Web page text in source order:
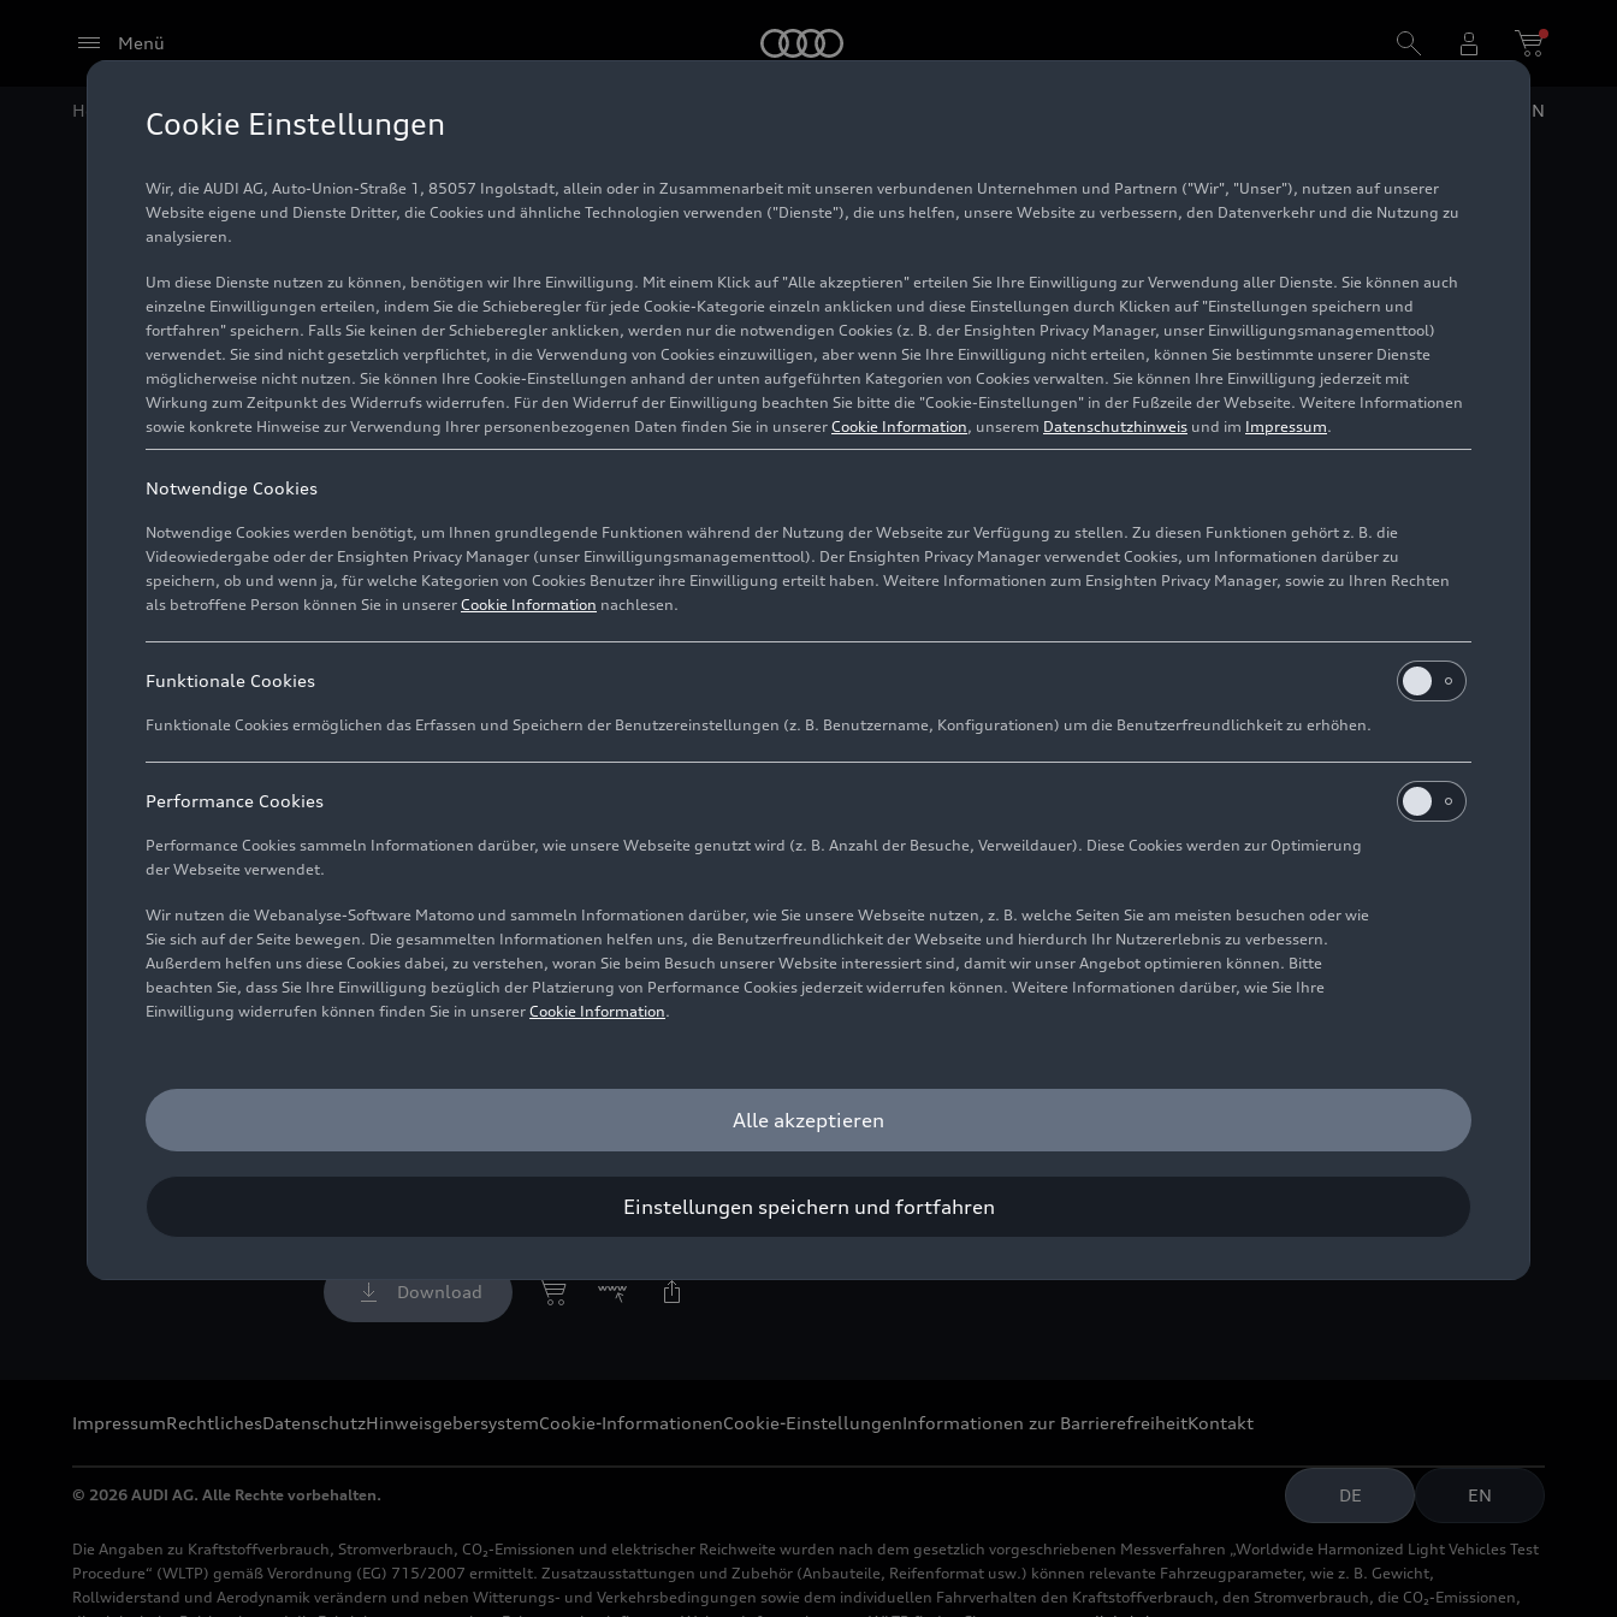
Menü
Home Audi Media Center Fotos EN
DTM Finale Hockenheim 2017
Foto 15.10.2017 Hockenheim
Rechte: free of charge for press purpose only. If you need pictures for other purposes please contact Audi
Download
ImpressumRechtlichesDatenschutzHinweisgebersystemCookie-InformationenCookie-EinstellungenInformationen zur BarrierefreiheitKontakt
© 2026 AUDI AG. Alle Rechte vorbehalten. DE EN
Die Angaben zu Kraftstoffverbrauch, Stromverbrauch, CO₂-Emissionen und elektrischer Reichweite wurden nach dem gesetzlich vorgeschriebenen Messverfahren „Worldwide Harmonized Light Vehicles Test
Procedure“ (WLTP) gemäß Verordnung (EG) 715/2007 ermittelt. Zusatzausstattungen und Zubehör (Anbauteile, Reifenformat usw.) können relevante Fahrzeugparameter, wie z. B. Gewicht,
Rollwiderstand und Aerodynamik verändern und neben Witterungs- und Verkehrsbedingungen sowie dem individuellen Fahrverhalten den Kraftstoffverbrauch, den Stromverbrauch, die CO₂-Emissionen,
Cookie Einstellungen
Wir, die AUDI AG, Auto-Union-Straße 1, 85057 Ingolstadt, allein oder in Zusammenarbeit mit unseren verbundenen Unternehmen und Partnern ("Wir", "Unser"), nutzen auf unserer
Website eigene und Dienste Dritter, die Cookies und ähnliche Technologien verwenden ("Dienste"), die uns helfen, unsere Website zu verbessern, den Datenverkehr und die Nutzung zu
analysieren.
Um diese Dienste nutzen zu können, benötigen wir Ihre Einwilligung. Mit einem Klick auf "Alle akzeptieren" erteilen Sie Ihre Einwilligung zur Verwendung aller Dienste. Sie können auch
einzelne Einwilligungen erteilen, indem Sie die Schieberegler für jede Cookie-Kategorie einzeln anklicken und diese Einstellungen durch Klicken auf "Einstellungen speichern und
fortfahren" speichern. Falls Sie keinen der Schieberegler anklicken, werden nur die notwendigen Cookies (z. B. der Ensighten Privacy Manager, unser Einwilligungsmanagementtool)
verwendet. Sie sind nicht gesetzlich verpflichtet, in die Verwendung von Cookies einzuwilligen, aber wenn Sie Ihre Einwilligung nicht erteilen, können Sie bestimmte unserer Dienste
möglicherweise nicht nutzen. Sie können Ihre Cookie-Einstellungen anhand der unten aufgeführten Kategorien von Cookies verwalten. Sie können Ihre Einwilligung jederzeit mit
Wirkung zum Zeitpunkt des Widerrufs widerrufen. Für den Widerruf der Einwilligung beachten Sie bitte die "Cookie-Einstellungen" in der Fußzeile der Webseite. Weitere Informationen
sowie konkrete Hinweise zur Verwendung Ihrer personenbezogenen Daten finden Sie in unserer Cookie Information, unserem Datenschutzhinweis und im Impressum.
Notwendige Cookies
Notwendige Cookies werden benötigt, um Ihnen grundlegende Funktionen während der Nutzung der Webseite zur Verfügung zu stellen. Zu diesen Funktionen gehört z. B. die
Videowiedergabe oder der Ensighten Privacy Manager (unser Einwilligungsmanagementtool). Der Ensighten Privacy Manager verwendet Cookies, um Informationen darüber zu
speichern, ob und wenn ja, für welche Kategorien von Cookies Benutzer ihre Einwilligung erteilt haben. Weitere Informationen zum Ensighten Privacy Manager, sowie zu Ihren Rechten
als betroffene Person können Sie in unserer Cookie Information nachlesen.
Funktionale Cookies
Funktionale Cookies ermöglichen das Erfassen und Speichern der Benutzereinstellungen (z. B. Benutzername, Konfigurationen) um die Benutzerfreundlichkeit zu erhöhen.
Performance Cookies
Performance Cookies sammeln Informationen darüber, wie unsere Webseite genutzt wird (z. B. Anzahl der Besuche, Verweildauer). Diese Cookies werden zur Optimierung
der Webseite verwendet.
Wir nutzen die Webanalyse-Software Matomo und sammeln Informationen darüber, wie Sie unsere Webseite nutzen, z. B. welche Seiten Sie am meisten besuchen oder wie
Sie sich auf der Seite bewegen. Die gesammelten Informationen helfen uns, die Benutzerfreundlichkeit der Webseite und hierdurch Ihr Nutzererlebnis zu verbessern.
Außerdem helfen uns diese Cookies dabei, zu verstehen, woran Sie beim Besuch unserer Website interessiert sind, damit wir unser Angebot optimieren können. Bitte
beachten Sie, dass Sie Ihre Einwilligung bezüglich der Platzierung von Performance Cookies jederzeit widerrufen können. Weitere Informationen darüber, wie Sie Ihre
Einwilligung widerrufen können finden Sie in unserer Cookie Information.
Alle akzeptieren
Einstellungen speichern und fortfahren